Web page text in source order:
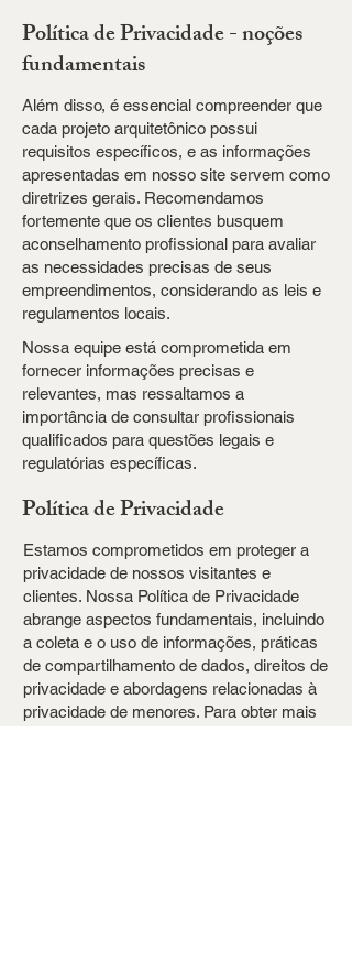
Política de Privacidade - noções
fundamentais
Além disso, é essencial compreender que
cada projeto arquitetônico possui
requisitos específicos, e as informações
apresentadas em nosso site servem como
diretrizes gerais. Recomendamos
fortemente que os clientes busquem
aconselhamento profissional para avaliar
as necessidades precisas de seus
empreendimentos, considerando as leis e
regulamentos locais.
Nossa equipe está comprometida em
fornecer informações precisas e
relevantes, mas ressaltamos a
importância de consultar profissionais
qualificados para questões legais e
regulatórias específicas.
Política de Privacidade
Estamos comprometidos em proteger a
privacidade de nossos visitantes e
clientes. Nossa Política de Privacidade
abrange aspectos fundamentais, incluindo
a coleta e o uso de informações, práticas
de compartilhamento de dados, direitos de
privacidade e abordagens relacionadas à
privacidade de menores. Para obter mais